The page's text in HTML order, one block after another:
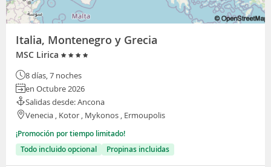
Italia, Montenegro y Grecia
MSC Lirica
8 días, 7 noches
en Octubre 2026
Salidas desde: Ancona
Venecia , Kotor , Mykonos , Ermoupolis
¡Promoción por tiempo limitado!
Todo incluido opcional
Propinas incluidas